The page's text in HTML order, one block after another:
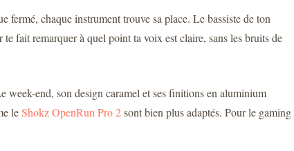
chaque instrument trouve sa place. Le bassiste de ton
fait remarquer à quel point ta voix est claire, sans les bruits de
end, son design caramel et ses finitions en aluminium
leShokz OpenRun Pro 2sont bien plus adaptés. Pour le gaming